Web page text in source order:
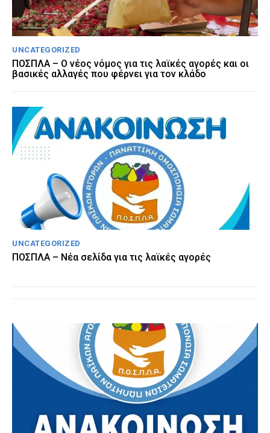
UNCATEGORIZED
ΠΟΣΠΛΑ – Ο νέος νόμος για τις λαϊκές αγορές και οι
βασικές αλλαγές που φέρνει για τον κλάδο
UNCATEGORIZED
ΠΟΣΠΛΑ – Νέα σελίδα για τις λαϊκές αγορές